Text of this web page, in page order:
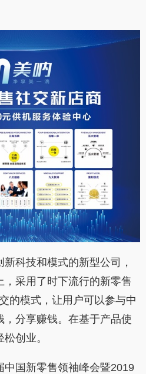
科技和模式的新型公司，
采用了时下流行的新零售
的模式，让用户可以参与中
，分享赚钱。在基于产品使
创业。
中国新零售领袖峰会暨2019